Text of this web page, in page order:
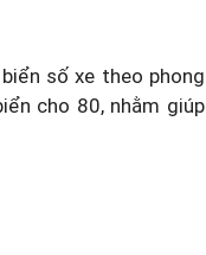
số xe theo phong
cho 80, nhằm giúp